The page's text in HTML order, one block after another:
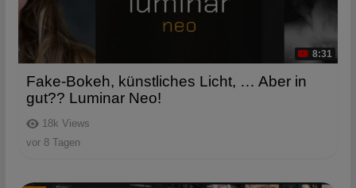
8:31
18k Views
Fake-Bokeh, künstliches Licht, … Aber in
gut?? Luminar Neo!
vor 8 Tagen